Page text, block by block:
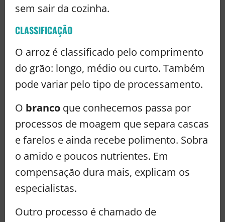
sem sair da cozinha.
CLASSIFICAÇÃO
O arroz é classificado pelo comprimento
do grão: longo, médio ou curto. Também
pode variar pelo tipo de processamento.
O branco que conhecemos passa por
processos de moagem que separa cascas
e farelos e ainda recebe polimento. Sobra
o amido e poucos nutrientes. Em
compensação dura mais, explicam os
especialistas.
Outro processo é chamado de